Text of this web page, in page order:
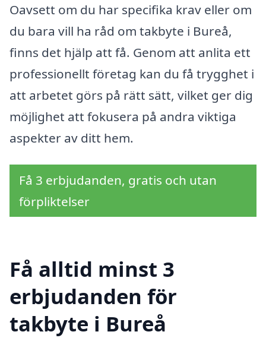
Oavsett om du har specifika krav eller om
du bara vill ha råd om takbyte i Bureå,
finns det hjälp att få. Genom att anlita ett
professionellt företag kan du få trygghet i
att arbetet görs på rätt sätt, vilket ger dig
möjlighet att fokusera på andra viktiga
aspekter av ditt hem.
Få 3 erbjudanden, gratis och utan
förpliktelser
Få alltid minst 3
erbjudanden för
takbyte i Bureå